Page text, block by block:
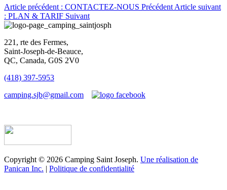
Article précédent : CONTACTEZ-NOUS Précédent Article suivant
: PLAN & TARIF Suivant
221, rte des Fermes,
Saint-Joseph-de-Beauce,
QC, Canada, G0S 2V0
(418) 397-5953
camping.sjb@gmail.com
Copyright © 2026 Camping Saint Joseph. Une réalisation de
Panican Inc. | Politique de confidentialité